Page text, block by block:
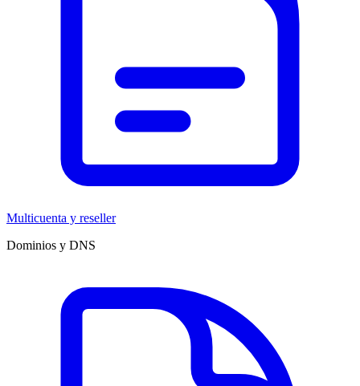
Multicuenta y reseller
Dominios y DNS